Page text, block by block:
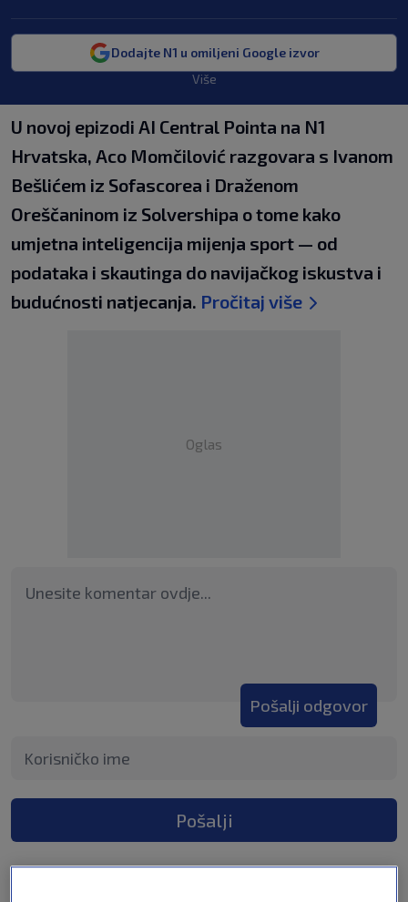
Dodajte N1 u omiljeni Google izvor
Više
U novoj epizodi AI Central Pointa na N1
Hrvatska, Aco Momčilović razgovara s Ivanom
Bešlićem iz Sofascorea i Draženom
Oreščaninom iz Solvershipa o tome kako
umjetna inteligencija mijenja sport — od
podataka i skautinga do navijačkog iskustva i
budućnosti natjecanja. Pročitaj više
Oglas
Pošalji odgovor
Pošalji